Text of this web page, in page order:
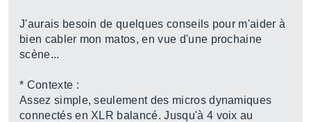
J'aurais besoin de quelques conseils pour m'aider à
bien cabler mon matos, en vue d'une prochaine
scène...
* Contexte :
Assez simple, seulement des micros dynamiques
connectés en XLR balancé. Jusqu'à 4 voix au